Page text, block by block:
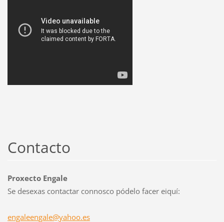
Contacto
Proxecto Engale
Se desexas contactar connosco pódelo facer eiquí:
engaleengale@yahoo.es